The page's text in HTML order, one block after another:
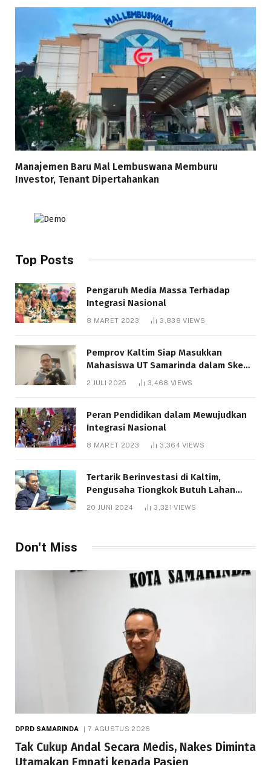
Manajemen Baru Mal Lembuswana Memburu
Investor, Tenant Dipertahankan
Top Posts
Pengaruh Media Massa Terhadap
Integrasi Nasional
8 MARET 2023 3,838VIEWS
Pemprov Kaltim Siap Masukkan
Mahasiswa UT Samarinda dalam Skema
Bantuan Pendidikan Gratispol
2 JULI 2025 3,468 VIEWS
Peran Pendidikan dalam Mewujudkan
Integrasi Nasional
8 MARET 2023 3,364VIEWS
Tertarik Berinvestasi di Kaltim,
Pengusaha Tiongkok Butuh Lahan
1.000 Hektare
20 JUNI 2024 3,321VIEWS
Don't Miss
DPRD SAMARINDA 7 AGUSTUS 2026
Tak Cukup Andal Secara Medis, Nakes Diminta
Utamakan Empati kepada Pasien